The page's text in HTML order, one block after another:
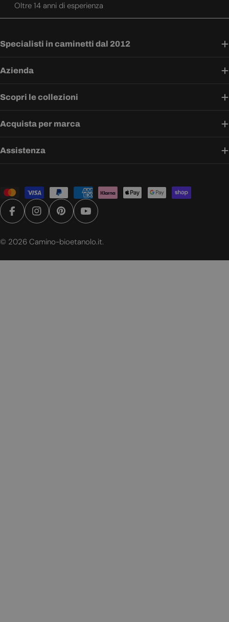
Oltre 14 anni di esperienza
Specialisti in caminetti dal 2012
Azienda
Scopri le collezioni
Acquista per marca
Assistenza
Metodi
di
pagamento
FacebookInstagramPinterestYouTube
© 2026 Camino-bioetanolo.it.